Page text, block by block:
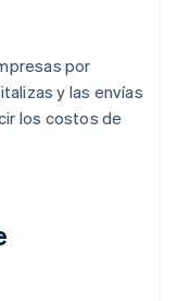
por
y las envías
los costos de